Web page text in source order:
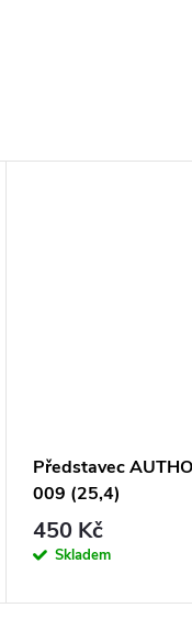
Představec
009 (25,4)
450 Kč
Skladem